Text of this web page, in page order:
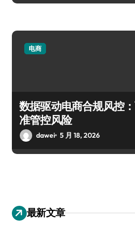
电商
数据驱动电商合规风控
准管控风险
dawei 5 月 18, 2026
最新文章